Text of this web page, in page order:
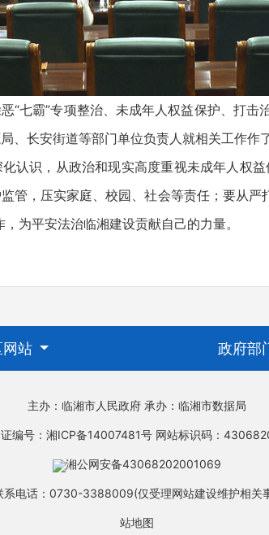
霸”专项整治、未成年人权益保护、打击
、长安街道等部门单位负责人就相关工作作
识，从政治和现实高度重视未成年人权益
管，压实家庭、校园、社会等责任；要从严
为平安法治临湘建设贡献自己的力量。
站 政府部
主办：临湘市人民政府 承办：临湘市数据局
编号：湘ICP备14007481号 网站标识码：
湘公网安备43068202001069
系电话：0730-3388009(仅受理网站建设维护相关
站地图